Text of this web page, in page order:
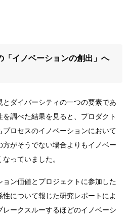
「イノベーションの創出」へ
ダイバーシティの一つの要素であ
調べた結果を見ると、プロダクト
ロセスのイノベーションにおいて
がそうでない場合よりもイノベー
っていました。
ン価値とプロジェクトに参加した
について報じた研究レポートによ
ークスルーするほどのイノベーシ